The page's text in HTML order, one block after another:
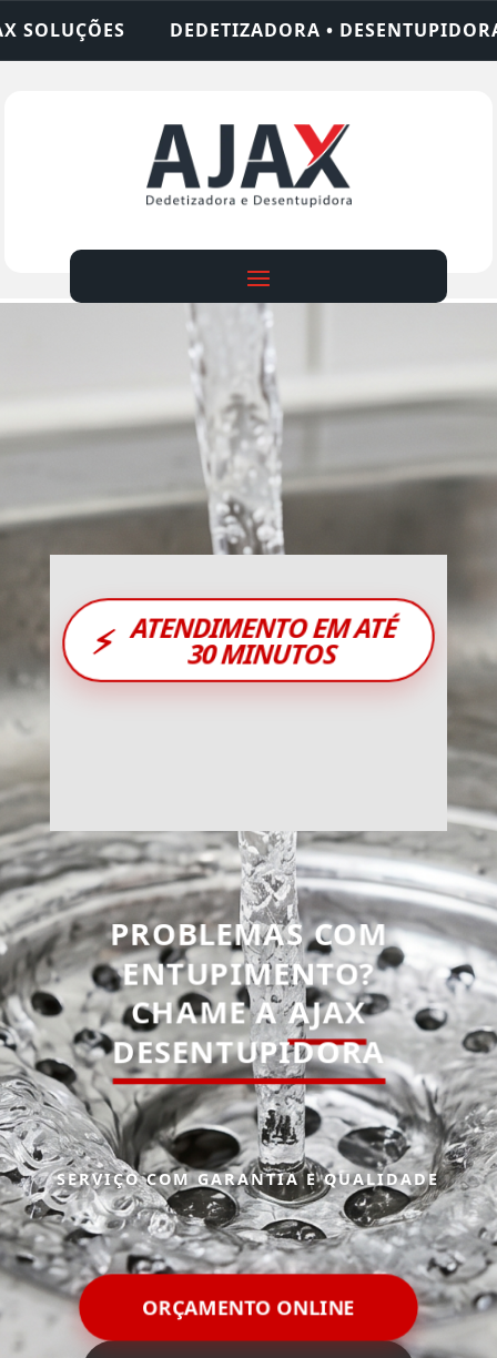
• DESENTUPIDORA • LIMPEZA DE FOSSA •
⚡ ATENDIMENTO EM ATÉ
30 MINUTOS
PROBLEMAS COM
ENTUPIMENTO?
CHAME AAJAX
DESENTUPIDORA
SERVIÇO COM GARANTIA E QUALIDADE
ORÇAMENTO ONLINE